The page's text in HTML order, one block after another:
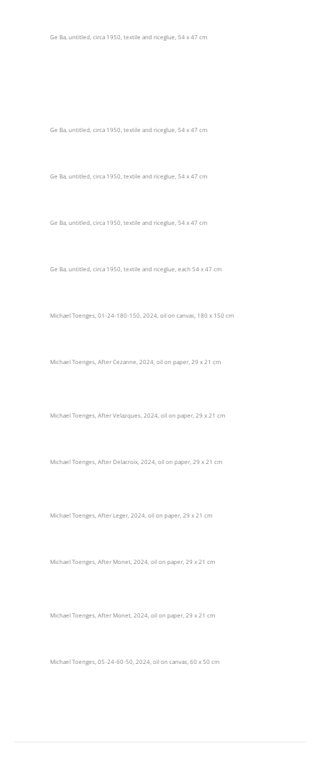
Ge Ba, untitled, circa 1950, textile and riceglue, 54 x 47 cm
Ge Ba, untitled, circa 1950, textile and riceglue, 54 x 47 cm
Ge Ba, untitled, circa 1950, textile and riceglue, 54 x 47 cm
Ge Ba, untitled, circa 1950, textile and riceglue, 54 x 47 cm
Ge Ba, untitled, circa 1950, textile and riceglue, each 54 x 47 cm
Michael Toenges, 01-24-180-150, 2024, oil on canvas, 180 x 150 cm
Michael Toenges, After Cezanne, 2024, oil on paper, 29 x 21 cm
Michael Toenges, After Velazques, 2024, oil on paper, 29 x 21 cm
Michael Toenges, After Delacroix, 2024, oil on paper, 29 x 21 cm
Michael Toenges, After Leger, 2024, oil on paper, 29 x 21 cm
Michael Toenges, After Monet, 2024, oil on paper, 29 x 21 cm
Michael Toenges, After Monet, 2024, oil on paper, 29 x 21 cm
Michael Toenges, 05-24-60-50, 2024, oil on canvas, 60 x 50 cm